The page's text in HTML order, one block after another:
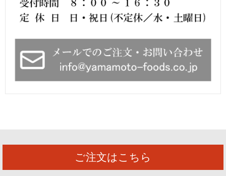
ご注文はこちら